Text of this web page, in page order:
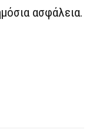
ασφάλεια.